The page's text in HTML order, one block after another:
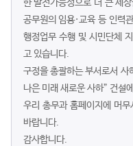
한 발전가능성으로 더 큰 세
공무원의 임용·교육 등 인력
행정업무 수행 및 시민단체
고 있습니다.
구정을 총괄하는 부서로서 사
나은 미래 새로운 사하” 건설
우리 총무과 홈페이지에 머
바랍니다.
감사합니다.